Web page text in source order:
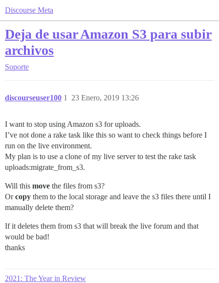
Discourse Meta
Deja de usar Amazon S3 para subir
archivos
Soporte
discourseuser100 23 Enero, 2019 13:26
1
I want to stop using Amazon s3 for uploads.
I’ve not done a rake task like this so want to check things before I
run on the live environment.
My plan is to use a clone of my live server to test the rake task
uploads:migrate_from_s3.
Will this move the files from s3?
Orcopy them to the local storage and leave the s3 files there until I
manually delete them?
If it deletes them from s3 that will break the live forum and that
would be bad!
thanks
2021: The Year in Review